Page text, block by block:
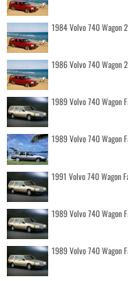
1984 Volvo 740 Wagon
1986 Volvo 740 Wagon
1989 Volvo 740 Wagon
1989 Volvo 740 Wagon
1991 Volvo 740 Wagon
1989 Volvo 740 Wagon
1989 Volvo 740 Wagon